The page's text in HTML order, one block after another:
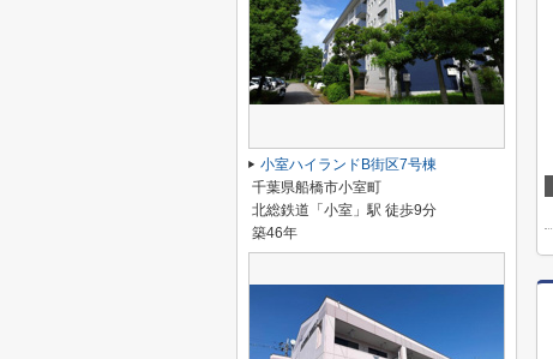
小室ハイランドB街区7号棟
千葉県船橋市小室町
北総鉄道「小室」駅 徒歩9分
築46年